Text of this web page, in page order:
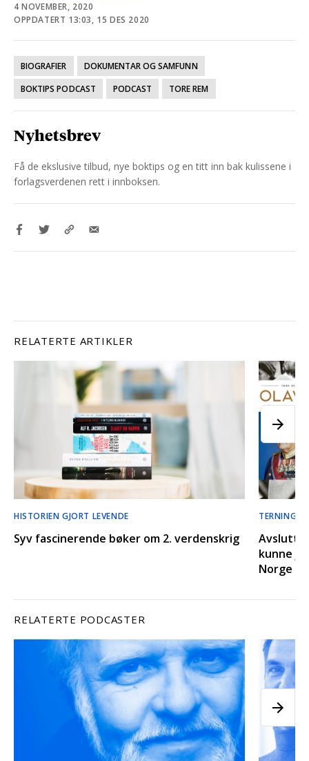
4 NOVEMBER, 2020
OPPDATERT 13:03, 15 DES 2020
BIOGRAFIER
DOKUMENTAR OG SAMFUNN
BOKTIPS PODCAST
PODCAST TORE REM
Nyhetsbrev
Få de ekslusive tilbud, nye boktips og en titt inn bak kulissene i
forlagsverdenen rett i innboksen.
RELATERTE ARTIKLER
HISTORIEN GJORT LEVENDE
Syv fascinerende bøker om 2. verdenskrig
kunne
Norge
RELATERTE PODCASTER